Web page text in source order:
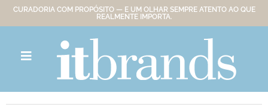
CURADORIA COM PROPÓSITO — E UM OLHAR SEMPRE ATENTO AO QUE
REALMENTE IMPORTA.